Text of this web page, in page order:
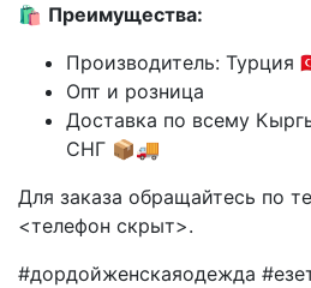
🛍️ Преимущества:
Производитель: Турция
Опт и розница
Доставка по всему
СНГ 📦🚚
Для заказа обращайтесь по
<телефон скрыт>.
#дордойженскаяодежда